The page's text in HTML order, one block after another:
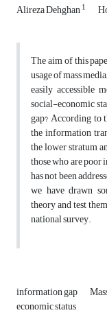
Alireza Dehghan1
The aim of this
usage of mass
easily accessible
social-economic
gap? According to
the information
the lower stratum
those who are
has not been
we have drawn
theory and test
national survey.
information gap
economic status